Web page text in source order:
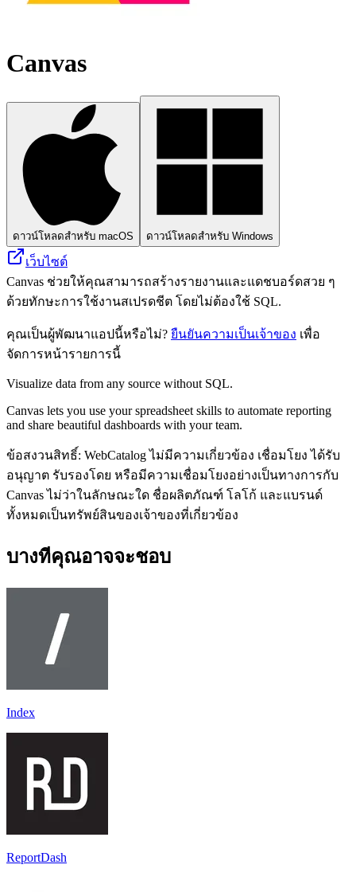
Canvas
ดาวน์โหลดสำหรับ macOS ดาวน์โหลดสำหรับ Windows
เว็บไซต์
Canvas ช่วยให้คุณสามารถสร้างรายงานและแดชบอร์ดสวย ๆ
ด้วยทักษะการใช้งานสเปรดชีต โดยไม่ต้องใช้ SQL.
คุณเป็นผู้พัฒนาแอปนี้หรือไม่? ยืนยันความเป็นเจ้าของ เพื่อ
จัดการหน้ารายการนี้
Visualize data from any source without SQL.
Canvas lets you use your spreadsheet skills to automate reporting
and share beautiful dashboards with your team.
ข้อสงวนสิทธิ์: WebCatalog ไม่มีความเกี่ยวข้อง เชื่อมโยง ได้รับ
อนุญาต รับรองโดย หรือมีความเชื่อมโยงอย่างเป็นทางการกับ
Canvas ไม่ว่าในลักษณะใด ชื่อผลิตภัณฑ์ โลโก้ และแบรนด์
ทั้งหมดเป็นทรัพย์สินของเจ้าของที่เกี่ยวข้อง
บางทีคุณอาจจะชอบ
Index
ReportDash